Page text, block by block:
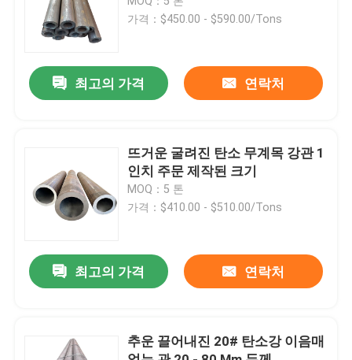
보일러 가열로 부분
탄소강판
무계목 강관
고압 보일러 배관
가격：$450.00 - $590.00/Tons
최고의 가격 연락처
뜨거운 굴려진 탄소 무계목 강관 1
인치 주문 제작된 크기
MOQ：5 톤
가격：$410.00 - $510.00/Tons
최고의 가격 연락처
추운 끌어내진 20# 탄소강 이음매